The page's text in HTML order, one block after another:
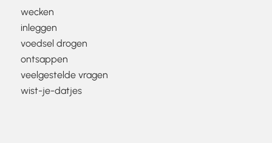
wecken
inleggen
voedsel drogen
ontsappen
veelgestelde vragen
wist-je-datjes